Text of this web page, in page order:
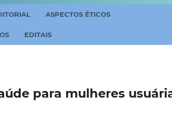
ASPECTOS ÉTICOS
EDITAIS
para mulheres